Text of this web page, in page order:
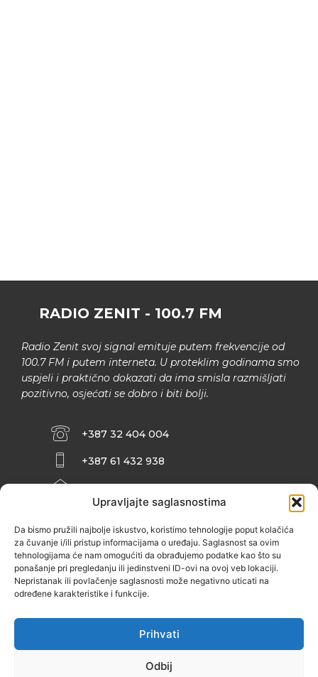
Upravljajte saglasnostima
Da bismo pružili najbolje iskustvo, koristimo tehnologije poput kolačića
za čuvanje i/ili pristup informacijama o uređaju. Saglasnost sa ovim
tehnologijama će nam omogućiti da obrađujemo podatke kao što su
ponašanje pri pregledanju ili jedinstveni ID-ovi na ovoj veb lokaciji.
Nepristanak ili povlačenje saglasnosti može negativno uticati na
određene karakteristike i funkcije.
Prihvati
Odbij
RADIO ZENIT - 100.7 FM
Radio Zenit svoj signal emituje putem frekvencije od
100.7 FM i putem interneta. U proteklim godinama smo
uspjeli i praktično dokazati da ima smisla razmišljati
pozitivno, osjećati se dobro i biti bolji.
+387 32 404 004
+387 61 432 938
INFO@ZENIT.BA
ZENIČANKA, 3. SPRAT), 72000 ZENICA